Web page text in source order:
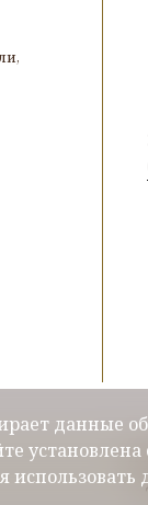
данные